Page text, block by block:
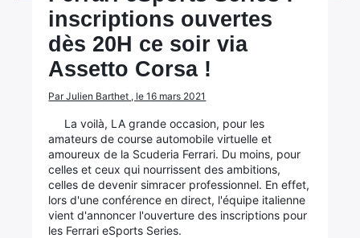
inscriptions ouvertes
dès 20H ce soir via
Assetto Corsa !
Par Julien Barthet , le 16 mars 2021
La voilà, LA grande occasion, pour les
amateurs de course automobile virtuelle et
amoureux de la Scuderia Ferrari. Du moins, pour
celles et ceux qui nourrissent des ambitions,
celles de devenir simracer professionnel. En effet,
lors d'une conférence en direct, l'équipe italienne
vient d'annoncer l'ouverture des inscriptions pour
les Ferrari eSports Series.